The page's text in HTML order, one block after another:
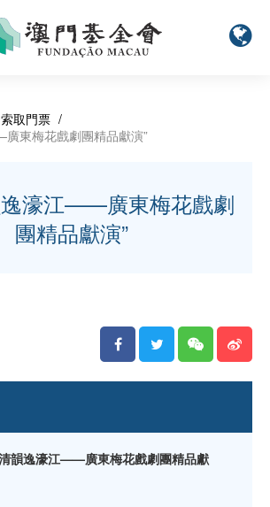
索取門票 /
東梅花戲劇團精品獻演”
逸濠江——廣東梅花戲劇
團精品獻演”
韻逸濠江——廣東梅花戲劇團精品獻